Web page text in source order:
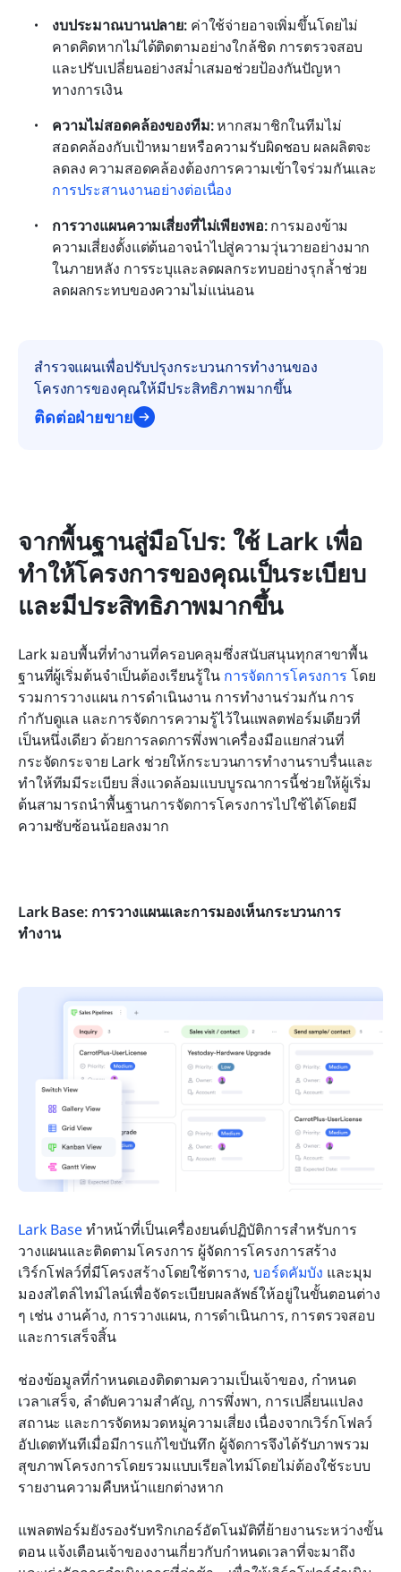
งบประมาณบานปลาย: ค่าใช้จ่ายอาจเพิ่มขึ้นโดยไม่
คาดคิดหากไม่ได้ติดตามอย่างใกล้ชิด การตรวจสอบ
และปรับเปลี่ยนอย่างสม่ำเสมอช่วยป้องกันปัญหา
ทางการเงิน
ความไม่สอดคล้องของทีม: หากสมาชิกในทีมไม่
สอดคล้องกับเป้าหมายหรือความรับผิดชอบ ผลผลิตจะ
ลดลง ความสอดคล้องต้องการความเข้าใจร่วมกันและ
การประสานงานอย่างต่อเนื่อง
การวางแผนความเสี่ยงที่ไม่เพียงพอ: การมองข้าม
ความเสี่ยงตั้งแต่ต้นอาจนำไปสู่ความวุ่นวายอย่างมาก
ในภายหลัง การระบุและลดผลกระทบอย่างรุกล้ำช่วย
ลดผลกระทบของความไม่แน่นอน
สำรวจแผนเพื่อปรับปรุงกระบวนการทำงานของ
โครงการของคุณให้มีประสิทธิภาพมากขึ้น
ติดต่อฝ่ายขาย
จากพื้นฐานสู่มือโปร: ใช้ Lark เพื่อ
ทำให้โครงการของคุณเป็นระเบียบ
และมีประสิทธิภาพมากขึ้น
Lark มอบพื้นที่ทำงานที่ครอบคลุมซึ่งสนับสนุนทุกสาขาพื้น
ฐานที่ผู้เริ่มต้นจำเป็นต้องเรียนรู้ใน การจัดการโครงการ โดย
รวมการวางแผน การดำเนินงาน การทำงานร่วมกัน การ
กำกับดูแล และการจัดการความรู้ไว้ในแพลตฟอร์มเดียวที่
เป็นหนึ่งเดียว ด้วยการลดการพึ่งพาเครื่องมือแยกส่วนที่
กระจัดกระจาย Lark ช่วยให้กระบวนการทำงานราบรื่นและ
ทำให้ทีมมีระเบียบ สิ่งแวดล้อมแบบบูรณาการนี้ช่วยให้ผู้เริ่ม
ต้นสามารถนำพื้นฐานการจัดการโครงการไปใช้ได้โดยมี
ความซับซ้อนน้อยลงมาก
Lark Base: การวางแผนและการมองเห็นกระบวนการ
ทำงาน
Lark Base ทำหน้าที่เป็นเครื่องยนต์ปฏิบัติการสำหรับการ
วางแผนและติดตามโครงการ ผู้จัดการโครงการสร้าง
เวิร์กโฟลว์ที่มีโครงสร้างโดยใช้ตาราง, บอร์ดคัมบัง และมุม
มองสไตล์ไทม์ไลน์เพื่อจัดระเบียบผลลัพธ์ให้อยู่ในขั้นตอนต่าง
ๆ เช่น งานค้าง, การวางแผน, การดำเนินการ, การตรวจสอบ
และการเสร็จสิ้น
ช่องข้อมูลที่กำหนดเองติดตามความเป็นเจ้าของ, กำหนด
เวลาเสร็จ, ลำดับความสำคัญ, การพึ่งพา, การเปลี่ยนแปลง
สถานะ และการจัดหมวดหมู่ความเสี่ยง เนื่องจากเวิร์กโฟลว์
อัปเดตทันทีเมื่อมีการแก้ไขบันทึก ผู้จัดการจึงได้รับภาพรวม
สุขภาพโครงการโดยรวมแบบเรียลไทม์โดยไม่ต้องใช้ระบบ
รายงานความคืบหน้าแยกต่างหาก
แพลตฟอร์มยังรองรับทริกเกอร์อัตโนมัติที่ย้ายงานระหว่างขั้น
ตอน แจ้งเตือนเจ้าของงานเกี่ยวกับกำหนดเวลาที่จะมาถึง